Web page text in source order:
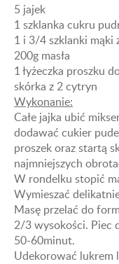
5 jajek
1 szklanka cukru
1 i 3/4 szklanki mąki
200g masła
1 łyżeczka proszku
skórka z 2 cytryn
Wykonanie:
Całe jajka ubić
dodawać cukier
proszek oraz startą
najmniejszych
W rondelku stopić
Wymieszać
Masę przelać do
2/3 wysokości. Piec
50-60minut.
Udekorować lukrem